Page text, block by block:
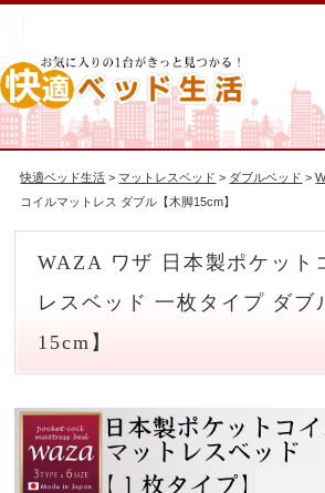
快適ベッド生活 > マットレスベッド > ダブルベッド >
コイルマットレス ダブル【木脚15cm】
WAZA ワザ 日本製ポケット
レスベッド 一枚タイプ ダブ
15cm】